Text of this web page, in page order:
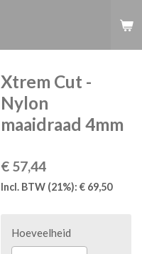
Xtrem Cut -
Nylon
maaidraad 4mm
€ 57,44
Incl. BTW (21%): € 69,50
Hoeveelheid